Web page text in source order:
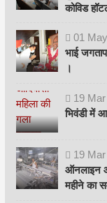
कोविड
01 May
भाई
।
19 Mar
भिवंडी में
19 Mar
ऑनलाइन
महीने का